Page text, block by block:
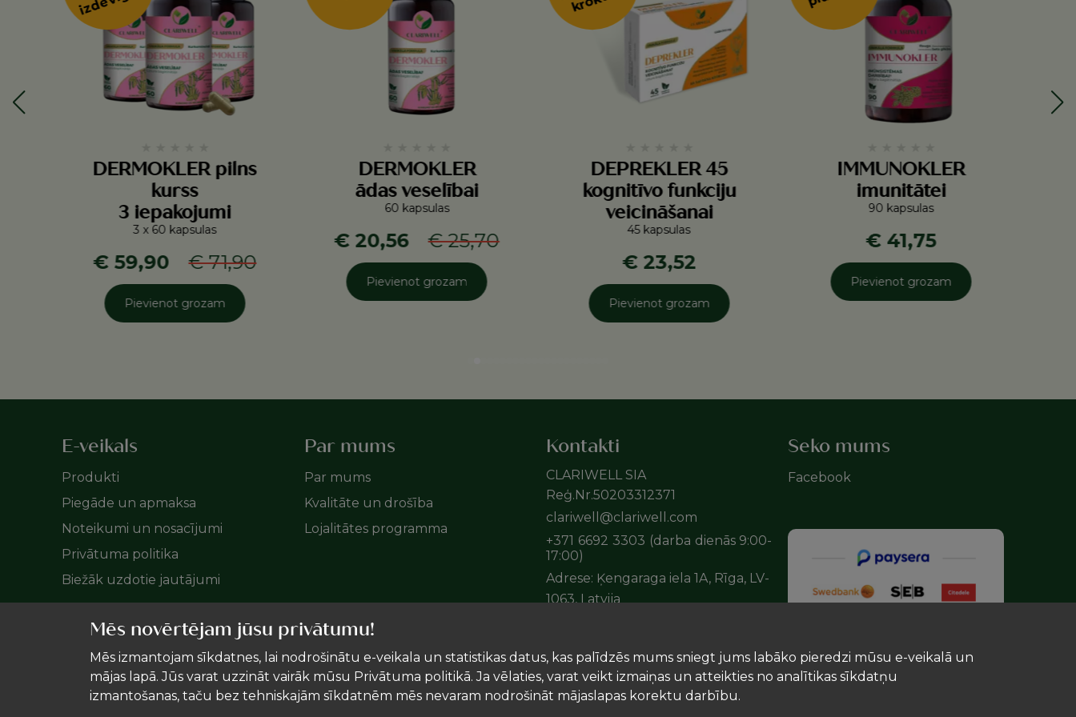
Mēs novērtējam jūsu privātumu!
Mēs izmantojam sīkdatnes, lai nodrošinātu e-veikala un statistikas datus, kas palīdzēs mums sniegt jums labāko pieredzi mūsu e-veikalā un
mājas lapā. Jūs varat uzzināt vairāk mūsu Privātuma politikā. Ja vēlaties, varat veikt izmaiņas un atteikties no analītikas sīkdatņu
izmantošanas, taču bez tehniskajām sīkdatnēm mēs nevaram nodrošināt mājaslapas korektu darbību.
DERMOKLER pilns
kurss
3 iepakojumi
3 x 60 kapsulas
€ 59,90 € 71,90
Pievienot grozam
DERMOKLER
ādas veselībai
60 kapsulas
€ 20,56 € 25,70
Pievienot grozam
DEPREKLER 45
kognitīvo funkciju
veicināšanai
45 kapsulas
€ 23,52
Pievienot grozam
IMMUNOKLER
imunitātei
90 kapsulas
€ 41,75
Pievienot grozam
E-veikals
Produkti
Piegāde un apmaksa
Noteikumi un nosacījumi
Privātuma politika
Biežāk uzdotie jautājumi
Par mums
Par mums
Kvalitāte un drošība
Lojalitātes programma
Kontakti
CLARIWELL SIA
Reģ.Nr.50203312371
clariwell@clariwell.com
+371 6692 3303 (darba dienās 9:00-
17:00)
Adrese: Ķengaraga iela 1A, Rīga, LV-
1063, Latvija
Seko mums
Facebook
Uztura bagātinātājs neaizstāj pilnvērtīgu un sabalansētu uzturu!